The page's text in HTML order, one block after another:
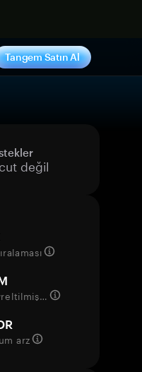
Tangem Satın Al
değil
Tam seyreltilmiş değerleme
arz